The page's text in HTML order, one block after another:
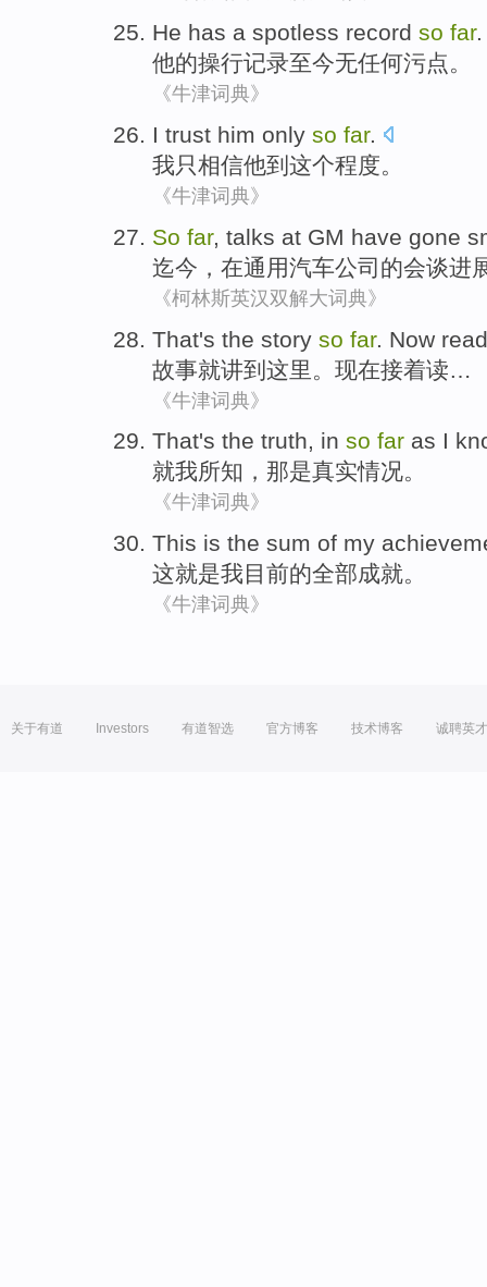
He has a spotless record so far.
他的操行记录至今无任何污点。
《牛津词典》
I trust him only so far.
我只相信他到 这个程度。
《牛津词典》
So far, talks at GM have gone
迄今 ， 在通用汽车公司 的会谈进
《柯林斯英汉双解大词典》
That's the story so far. Now read
故事就讲到这里。 现在接着读
《牛津词典》
That's the truth, in so far as I
就我所知 ， 那是真实情况。
《牛津词典》
This is the sum of my
这就是我目前的全部成就。
《牛津词典》
关于有道 Investors 有道智选 官方博客 技术博客 诚聘英才